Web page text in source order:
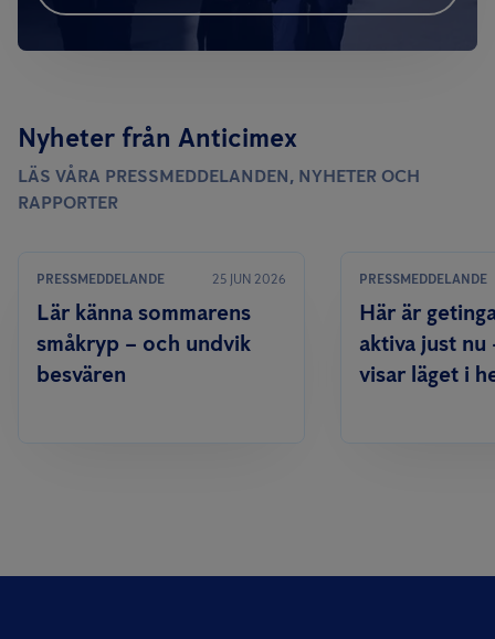
Nyheter från Anticimex
LÄS VÅRA PRESSMEDDELANDEN, NYHETER OCH
RAPPORTER
PRESSMEDDELANDE 25 JUN 2026
Lär känna sommarens
småkryp – och undvik
besvären
PRESSMEDDELANDE
Här är
aktiva just nu
visar läget i